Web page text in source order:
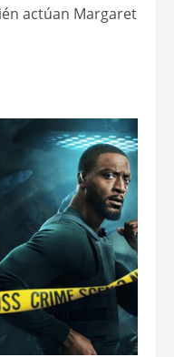
actúan Margaret